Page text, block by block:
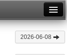
2026-06-08